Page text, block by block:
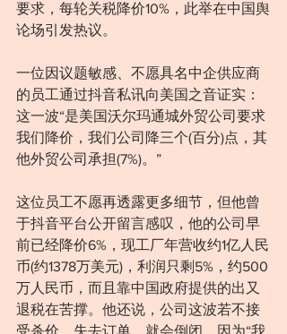
要求，每轮关税降价10%，此举在中国舆
论场引发热议。
一位因议题敏感、不愿具名中企供应商
的员工通过抖音私讯向美国之音证实：
这一波“是美国沃尔玛通城外贸公司要求
我们降价，我们公司降三个(百分)点，其
他外贸公司承担(7%)。”
这位员工不愿再透露更多细节，但他曾
于抖音平台公开留言感叹，他的公司早
前已经降价6%，现工厂年营收约1亿人民
币(约1378万美元)，利润只剩5%，约500
万人民币，而且靠中国政府提供的出又
退税在苦撑。他还说，公司这波若不接